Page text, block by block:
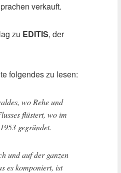
verkauft.
zu EDITIS, der
folgendes zu lesen:
wo Rehe und
flüstert, wo im
gegründet.
und auf der ganzen
es komponiert, ist